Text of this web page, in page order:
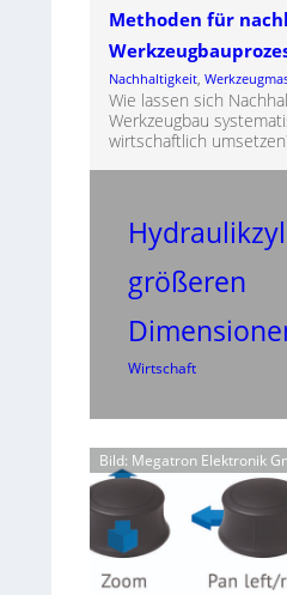
Methoden für
Nachhaltigkeit,
Wie lassen sich
Werkzeugbau
wirtschaftlich
größeren
Wirtschaft
Bild: Megatron Elektronik